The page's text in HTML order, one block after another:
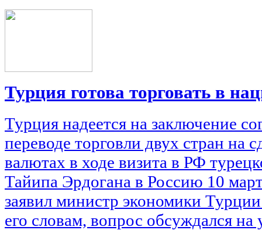
Турция готова торговать в
Турция надеется на заключение
переводе торговли двух стран на
валютах в ходе визита в РФ
Тайипа Эрдогана в Россию 10
заявил министр экономики
его словам, вопрос обсуждался на